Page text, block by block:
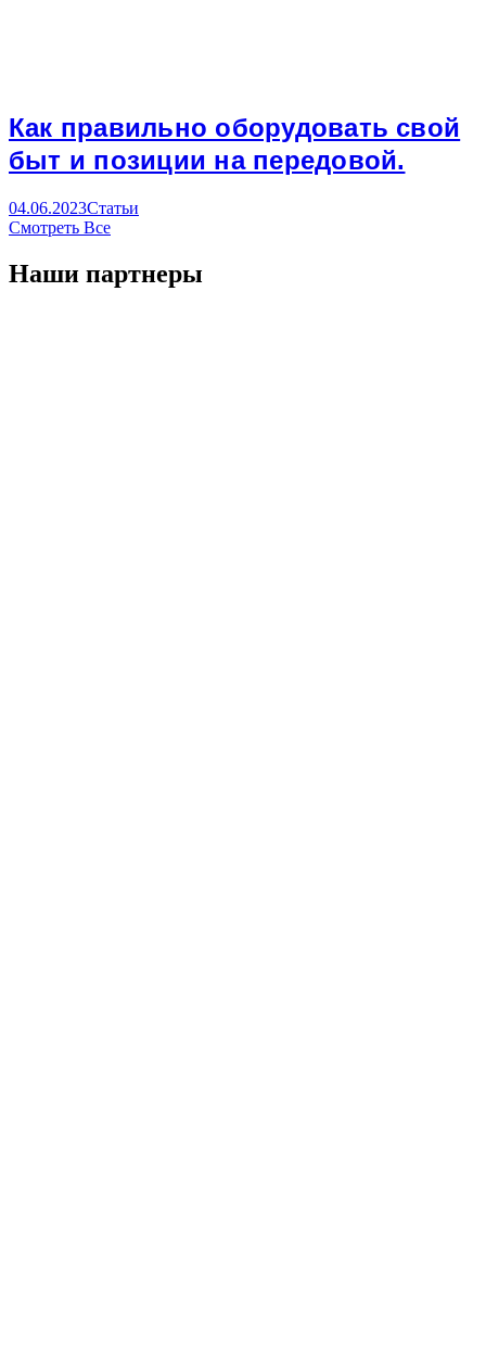
Как правильно оборудовать свой
быт и позиции на передовой.
04.06.2023Статьи
Смотреть Все
Наши партнеры